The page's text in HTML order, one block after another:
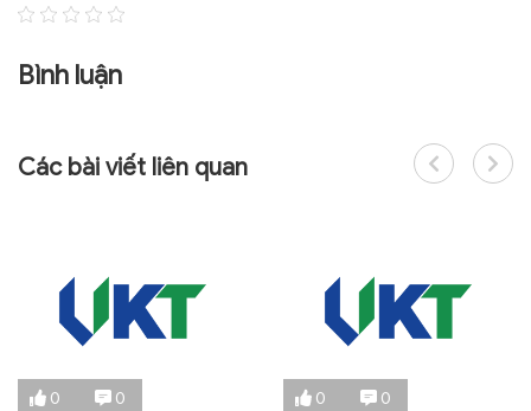
Bình luận
Các bài viết liên quan
0 0 0 0